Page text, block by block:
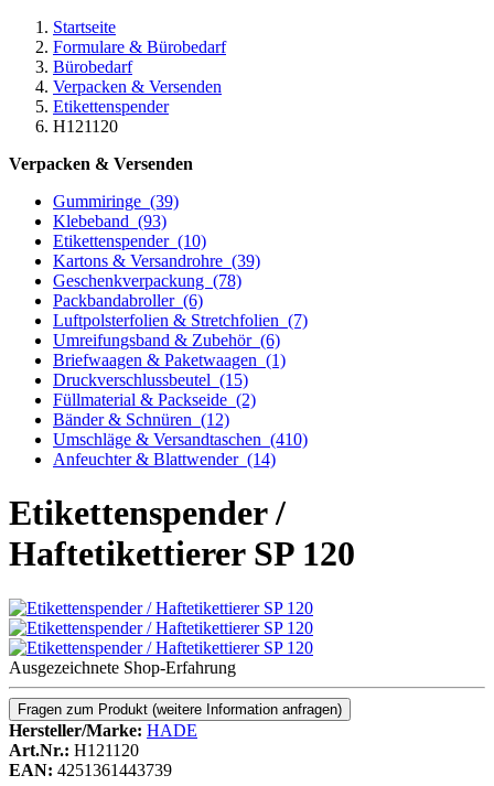
Startseite
Formulare & Bürobedarf
Bürobedarf
Verpacken & Versenden
Etikettenspender
H121120
Verpacken & Versenden
Gummiringe (39)
Klebeband (93)
Etikettenspender (10)
Kartons & Versandrohre (39)
Geschenkverpackung (78)
Packbandabroller (6)
Luftpolsterfolien & Stretchfolien (7)
Umreifungsband & Zubehör (6)
Briefwaagen & Paketwaagen (1)
Druckverschlussbeutel (15)
Füllmaterial & Packseide (2)
Bänder & Schnüren (12)
Umschläge & Versandtaschen (410)
Anfeuchter & Blattwender (14)
Etikettenspender /
Haftetikettierer SP 120
Ausgezeichnete Shop-Erfahrung
Fragen zum Produkt (weitere Information anfragen)
Hersteller/Marke: HADE
Art.Nr.: H121120
EAN: 4251361443739